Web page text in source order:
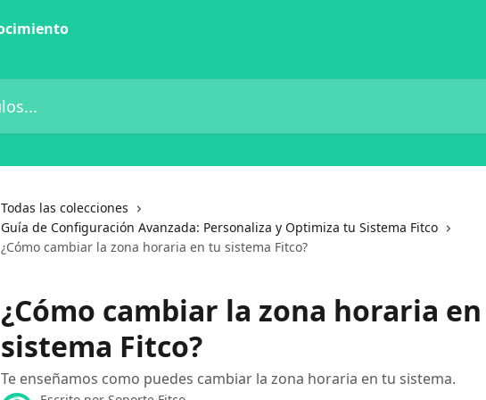
Todas las colecciones
Guía de Configuración Avanzada: Personaliza y Optimiza tu Sistema Fitco
¿Cómo cambiar la zona horaria en tu sistema Fitco?
¿Cómo cambiar la zona horaria
sistema Fitco?
Te enseñamos como puedes cambiar la zona horaria en tu sistema.